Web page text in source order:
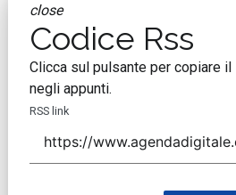
close
Codice Rss
Clicca sul pulsante per copiare il
negli appunti.
RSS link